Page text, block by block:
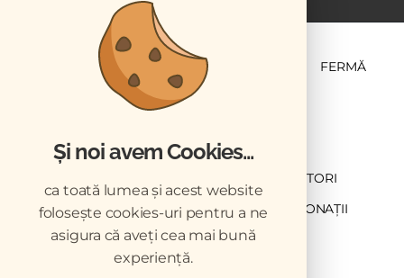
ȘTIINȚĂ ȘI PRACTICĂ BUSINESS FERMĂ
CONTRIBUTORI
DESCĂRCĂRI ACREDITARE CMVRO DONAȚII
CHESTIONAR
Și noi avem Cookies...
ca toată lumea și acest website
folosește cookies-uri pentru a ne
asigura că aveți cea mai bună
experiență.